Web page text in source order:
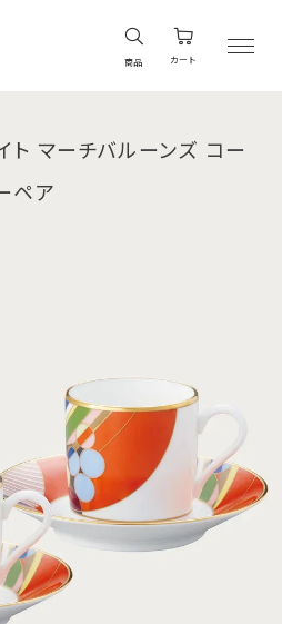
商品 カート
ト マーチバルーンズ コー
ペア